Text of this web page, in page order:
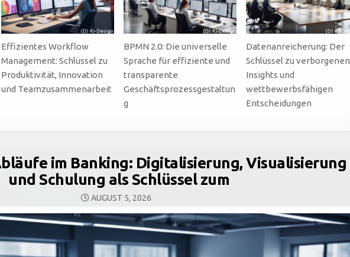
Effizientes Workflow
Management: Schlüssel zu
Produktivität, Innovation
und Teamzusammenarbeit
BPMN 2.0: Die universelle
Sprache für effiziente und
transparente
Geschäftsprozessgestaltun
g
Datenanreicherung: Der
Schlüssel zu verborgenen
Insights und
wettbewerbsfähigen
Entscheidungen
im Banking: Digitalisierung, Visualisierung
und Schulung als Schlüssel zum
AUGUST 5, 2026